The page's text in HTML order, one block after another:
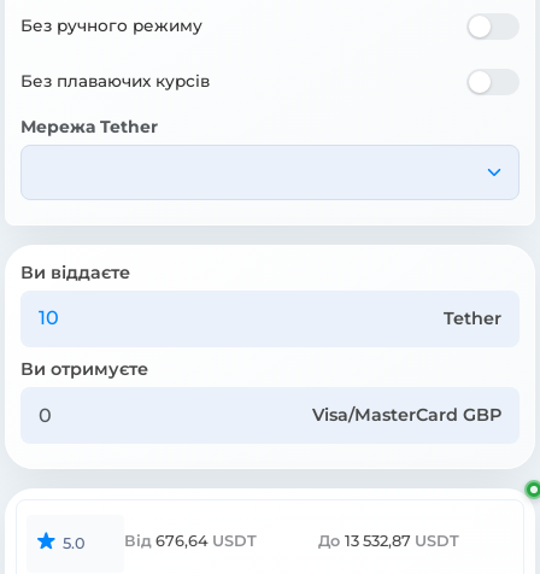
Без ручного режиму
Без плаваючих курсів
Мережа Tether
Ви віддаєте
Tether
Ви отримуєте
Visa/MasterCard GBP
5.0 Від 676,64 USDT До 13 532,87 USDT